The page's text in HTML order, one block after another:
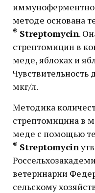
методе основана
® Streptomycin.
стрептомицин в
меде, яблоках и
Чувствительность
мкг/л.
Методика
стрептомицина в
меде с помощью
® Streptomycin
ветеринарии
сельскому